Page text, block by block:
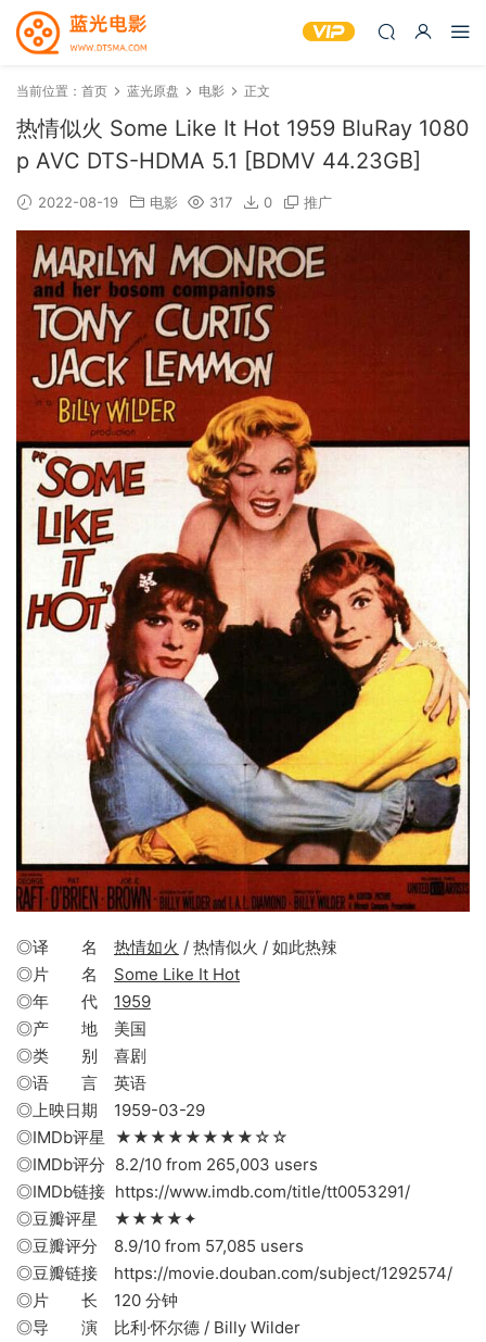
当前位置： 首页 蓝光原盘 电影 正文
热情似火 Some Like It Hot 1959 BluRay 1080
p AVC DTS-HDMA 5.1 [BDMV 44.23GB]
2022-08-19 电影 317 0 推广
◎译 名 热情如火 / 热情似火 / 如此热辣
◎片 名 Some Like It Hot
◎年 代 1959
◎产 地 美国
◎类 别 喜剧
◎语 言 英语
◎上映日期 1959-03-29
◎IMDb评星 ★★★★★★★★☆☆
◎IMDb评分 8.2/10 from 265,003 users
◎IMDb链接 https://www.imdb.com/title/tt0053291/
◎豆瓣评星 ★★★★✦
◎豆瓣评分 8.9/10 from 57,085 users
◎豆瓣链接 https://movie.douban.com/subject/1292574/
◎片 长 120 分钟
◎导 演 比利·怀尔德 / Billy Wilder